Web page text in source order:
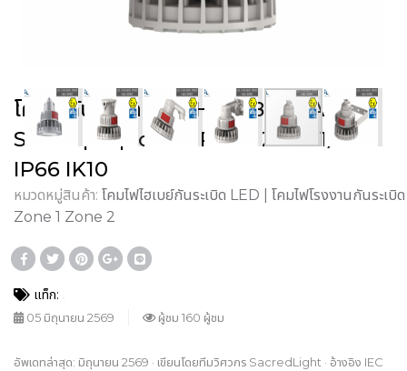
โคมไฟกันระเบิด LED High Bay HA03
Series | Explosion Proof Zone 1/2
IP66 IK10
หมวดหมู่สินค้า: โคมไฟไฮเบย์กันระเบิด LED | โคมไฟโรงงานกันระเบิด
Zone 1 Zone 2
แท็ก:
05 มิถุนายน 2569 ผู้ชม 160 ผู้ชม
อัพเดทล่าสุด: มิถุนายน 2569 · เขียนโดยทีมวิศวกร SacredLight · อ้างอิง IEC